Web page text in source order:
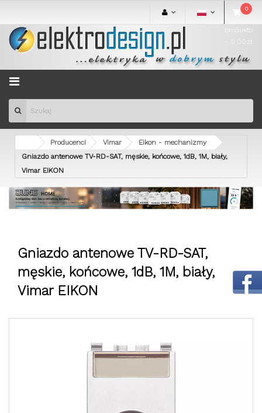
0
produktów
- 0.00zł
Menu
Producenci Vimar
Eikon - mechanizmy
Gniazdo antenowe TV-RD-SAT, męskie, końcowe, 1dB, 1M, biały,
Vimar EIKON
Gniazdo antenowe TV-RD-SAT,
męskie, końcowe, 1dB, 1M, biały,
Vimar EIKON